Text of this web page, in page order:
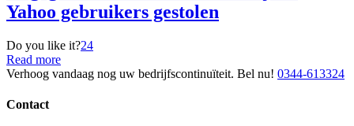
Yahoo gebruikers gestolen
Do you like it?24
Read more
Verhoog vandaag nog uw bedrijfscontinuïteit. Bel nu! 0344-613324
Contact